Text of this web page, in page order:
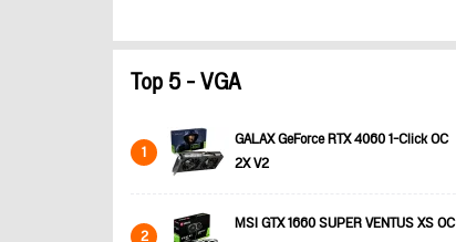
Top 5 - VGA
1
GALAX GeForce RTX 4060 1-Click OC
2X V2
2 MSI GTX 1660 SUPER VENTUS XS OC